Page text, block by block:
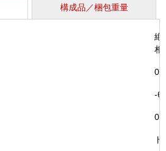
構成品／梱包重量
絶
相
-